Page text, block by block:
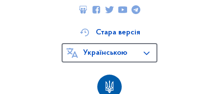
Стара версія
Українською